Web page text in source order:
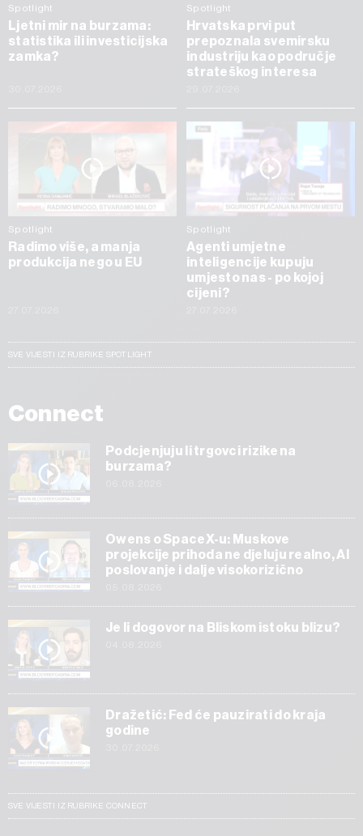
Spotlight
Ljetni mir na burzama:
statistika ili investicijska
zamka?
Spotlight
Hrvatska prvi put
prepoznala svemirsku
industriju kao područje
strateškog interesa
Spotlight
Radimo više, a manja
produkcija nego u EU
Spotlight
Agenti umjetne
inteligencije kupuju
umjesto nas - po kojoj
cijeni?
SVE VIJESTI IZ RUBRIKE SPOTLIGHT
Connect
Podcjenjuju li trgovci rizike na
burzama?
Owens o SpaceX-u: Muskove
projekcije prihoda ne djeluju realno, AI
poslovanje i dalje visokorizično
Je li dogovor na Bliskom istoku blizu?
Dražetić: Fed će pauzirati do kraja
godine
SVE VIJESTI IZ RUBRIKE CONNECT